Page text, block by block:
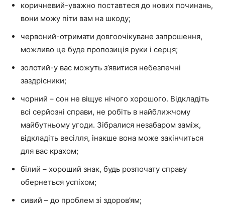
коричневий-уважно поставтеся до нових починань,
вони можу піти вам на шкоду;
червоний-отримати довгоочікуване запрошення,
можливо це буде пропозиція руки і серця;
золотий-у вас можуть з’явитися небезпечні
заздрісники;
чорний – сон не віщує нічого хорошого. Відкладіть
всі серйозні справи, не робіть в найближчому
майбутньому угоди. Зібралися незабаром заміж,
відкладіть весілля, інакше вона може закінчиться
для вас крахом;
білий – хороший знак, будь розпочату справу
обернеться успіхом;
сивий – до проблем зі здоров’ям;